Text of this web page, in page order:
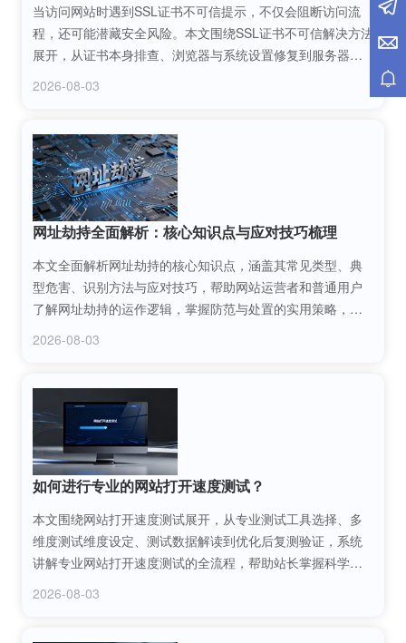
当访问网站时遇到SSL证书不可信提示，不仅会阻断访问流
程，还可能潜藏安全风险。本文围绕SSL证书不可信解决方法
展开，从证书本身排查、浏览器与系统设置修复到服务器配
2026-08-03
网址劫持全面解析：核心知识点与应对技巧梳理
本文全面解析网址劫持的核心知识点，涵盖其常见类型、典
型危害、识别方法与应对技巧，帮助网站运营者和普通用户
了解网址劫持的运作逻辑，掌握防范与处置的实用策略，有
2026-08-03
如何进行专业的网站打开速度测试？
本文围绕网站打开速度测试展开，从专业测试工具选择、多
维度测试维度设定、测试数据解读到优化后复测验证，系统
讲解专业网站打开速度测试的全流程，帮助站长掌握科学测
2026-08-03